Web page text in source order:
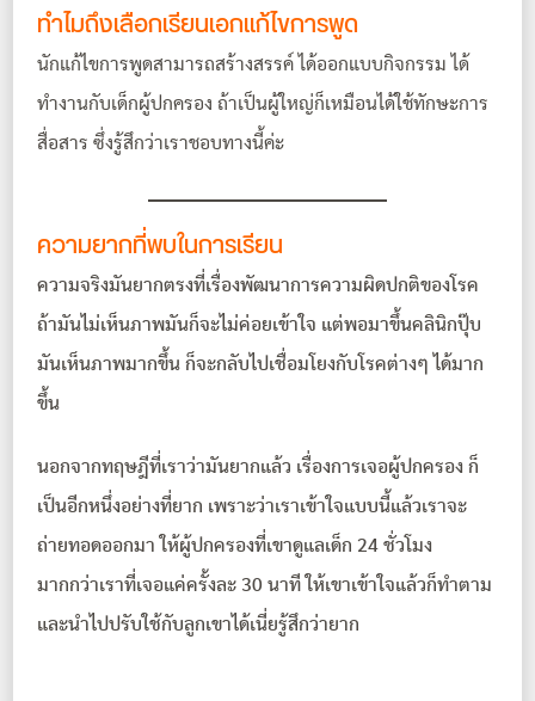
ทำไมถึงเลือกเรียนเอกแก้ไขการพูด
นักแก้ไขการพูดสามารถสร้างสรรค์ ได้ออกแบบกิจกรรม ได้
ทำงานกับเด็กผู้ปกครอง ถ้าเป็นผู้ใหญ่ก็เหมือนได้ใช้ทักษะการ
สื่อสาร ซึ่งรู้สึกว่าเราชอบทางนี้ค่ะ
ความยากที่พบในการเรียน
ความจริงมันยากตรงที่เรื่องพัฒนาการความผิดปกติของโรค
ถ้ามันไม่เห็นภาพมันก็จะไม่ค่อยเข้าใจ แต่พอมาขึ้นคลินิกปุ๊บ
มันเห็นภาพมากขึ้น ก็จะกลับไปเชื่อมโยงกับโรคต่างๆ ได้มาก
ขึ้น
นอกจากทฤษฎีที่เราว่ามันยากแล้ว เรื่องการเจอผู้ปกครอง ก็
เป็นอีกหนึ่งอย่างที่ยาก เพราะว่าเราเข้าใจแบบนี้แล้วเราจะ
ถ่ายทอดออกมา ให้ผู้ปกครองที่เขาดูแลเด็ก 24 ชั่วโมง
มากกว่าเราที่เจอแค่ครั้งละ 30 นาที ให้เขาเข้าใจแล้วก็ทำตาม
และนำไปปรับใช้กับลูกเขาได้เนี่ยรู้สึกว่ายาก